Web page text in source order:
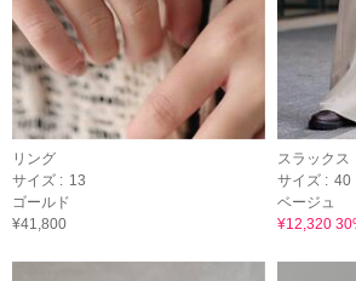
リング
サイズ : 13
ゴールド
¥41,800
スラックス
サイズ : 40
ベージュ
¥12,320